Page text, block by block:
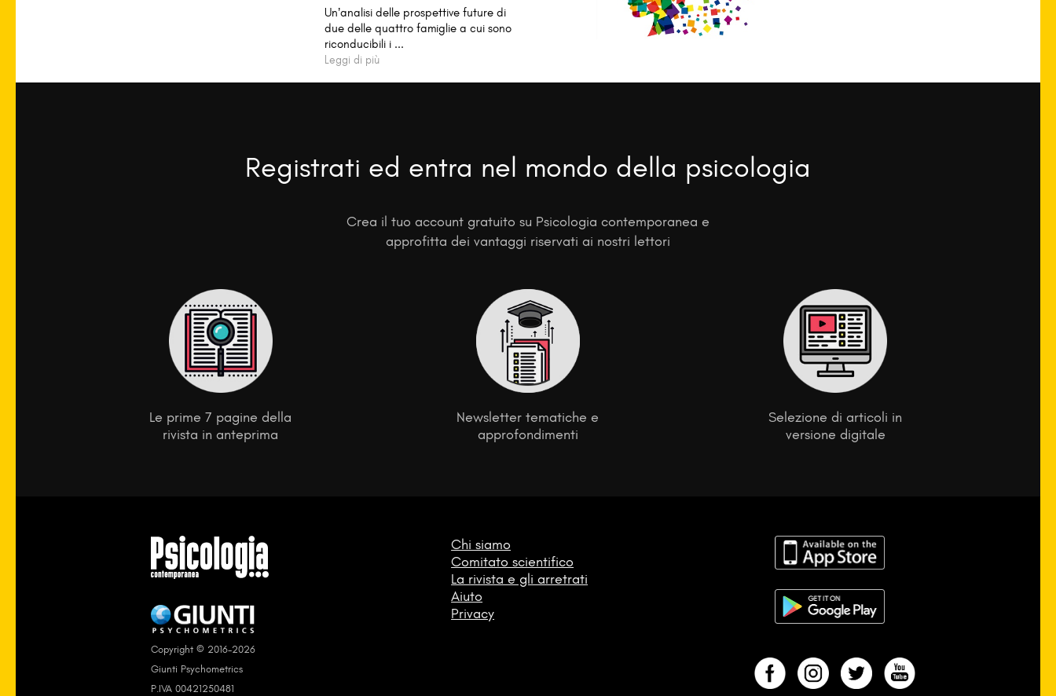
Un’analisi delle prospettive future di
due delle quattro famiglie a cui sono
riconducibili i ...
Leggi di più
Registrati ed entra nel mondo della psicologia
Crea il tuo account gratuito su Psicologia contemporanea e
approfitta dei vantaggi riservati ai nostri lettori
Le prime 7 pagine della
rivista in anteprima
Newsletter tematiche e
approfondimenti
Selezione di articoli in
versione digitale
Copyright © 2016-2026
Giunti Psychometrics
P.IVA 00421250481
Chi siamo
Comitato scientifico
La rivista e gli arretrati
Aiuto
Privacy